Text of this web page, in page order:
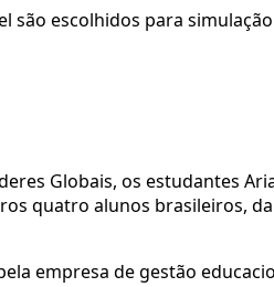
são escolhidos para
Globais, os estudantes
quatro alunos brasileiros,
empresa de gestão